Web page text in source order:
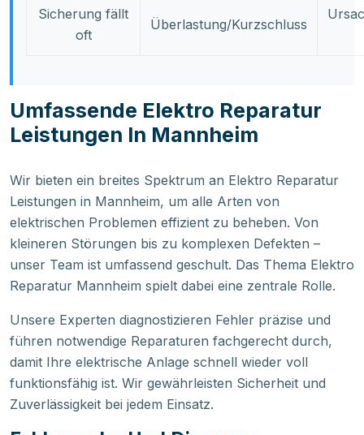
Sicherung fällt
oft
Überlastung/Kurzschluss
Umfassende Elektro Reparatur
Leistungen In Mannheim
Wir bieten ein breites Spektrum an Elektro Reparatur
Leistungen in Mannheim, um alle Arten von
elektrischen Problemen effizient zu beheben. Von
kleineren Störungen bis zu komplexen Defekten –
unser Team ist umfassend geschult. Das Thema Elektro
Reparatur Mannheim spielt dabei eine zentrale Rolle.
Unsere Experten diagnostizieren Fehler präzise und
führen notwendige Reparaturen fachgerecht durch,
damit Ihre elektrische Anlage schnell wieder voll
funktionsfähig ist. Wir gewährleisten Sicherheit und
Zuverlässigkeit bei jedem Einsatz.